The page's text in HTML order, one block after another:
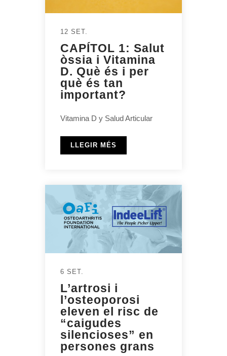
12 SET.
CAPÍTOL 1: Salut
òssia i Vitamina
D. Què és i per
què és tan
important?
Vitamina D y Salud Articular
LLEGIR MÉS
6 SET.
L’artrosi i
l’osteoporosi
eleven el risc de
“caigudes
silencioses” en
persones grans